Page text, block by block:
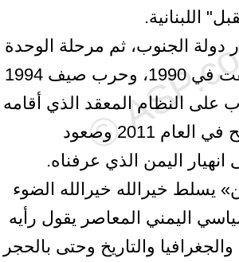
اللبنانية.
دولة الجنوب، ثم مرحلة الوحدة
اليمنية التي تحققت في 1990، وحرب صيف 1994
على النظام المعقد الذي أقامه
علي عبدالله صالح في العام 2011 وصعود
انهيار اليمن الذي عرفناه.
يسلط خيرالله خيرالله الضوء
اليمني المعاصر يقول رأيه
والتاريخ وحتى بالحجر